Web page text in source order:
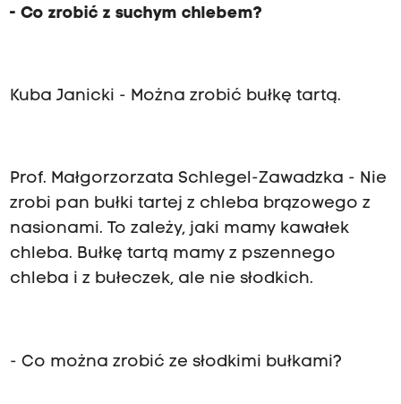
- Co zrobić z suchym chlebem?
Kuba Janicki - Można zrobić bułkę tartą.
Prof. Małgorzorzata Schlegel-Zawadzka - Nie
zrobi pan bułki tartej z chleba brązowego z
nasionami. To zależy, jaki mamy kawałek
chleba. Bułkę tartą mamy z pszennego
chleba i z bułeczek, ale nie słodkich.
- Co można zrobić ze słodkimi bułkami?